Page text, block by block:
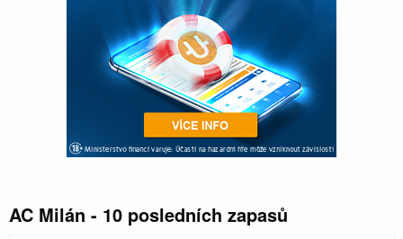
AC Milán - 10 posledních zapasů